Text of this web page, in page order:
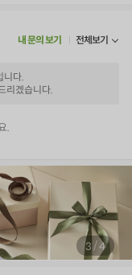
내 문의 보기 전체보기
니다.
리겠습니다.
.
4 /4